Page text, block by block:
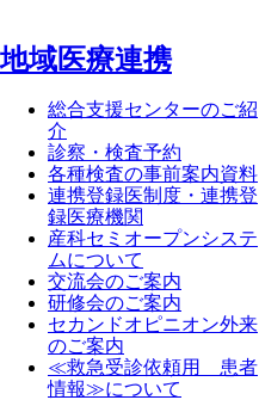
地域医療連携
総合支援センターのご紹
介
診察・検査予約
各種検査の事前案内資料
連携登録医制度・連携登
録医療機関
産科セミオープンシステ
ムについて
交流会のご案内
研修会のご案内
セカンドオピニオン外来
のご案内
≪救急受診依頼用 患者
情報≫について